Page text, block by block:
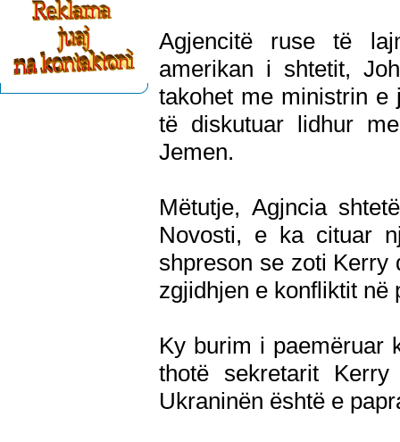
Agjencitë ruse të
amerikan i shtetit,
takohet me ministrin e
të diskutuar lidhur
Jemen.
Mëtutje, Agjncia
Novosti, e ka cituar
shpreson se zoti Kerry
zgjidhjen e konfliktit në
Ky burim i paemëruar
thotë sekretarit
Ukraninën është e